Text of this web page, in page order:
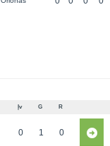
Įv G R
0 1 0